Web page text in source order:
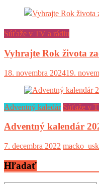
Súťaže v TV a rádiu
Vyhrajte Rok života
18. novembra 202419.
Adventný kaledár Súťaže v
Adventný kalendár
7. decembra 2022
Hľadať